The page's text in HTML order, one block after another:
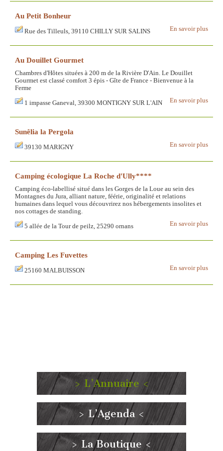
Au Petit Bonheur
En savoir plus
Rue des Tilleuls, 39110 CHILLY SUR SALINS
Au Douillet Gourmet
Chambres d'Hôtes situées à 200 m de la Rivière D'Ain. Le Douillet
Gourmet est classé comfort 3 épis - Gîte de France - Bienvenue à la
Ferme
En savoir plus
1 impasse Ganeval, 39300 MONTIGNY SUR L'AIN
Sunêlia la Pergola
En savoir plus
39130 MARIGNY
Camping écologique La Roche d'Ully****
Camping éco-labellisé situé dans les Gorges de la Loue au sein des
Montagnes du Jura, alliant nature, féérie, originalité et relations
humaines dans lequel vous découvrirez nos hébergements insolites et
nos cottages de standing.
En savoir plus
5 allée de la Tour de peilz, 25290 ornans
Camping Les Fuvettes
En savoir plus
25160 MALBUISSON
> L’Annuaire <
> L’Agenda <
> La Boutique <